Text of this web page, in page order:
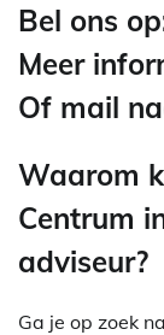
Bel ons
Meer
Of mail
Waarom
Centrum
adviseur?
Ga je op zoek